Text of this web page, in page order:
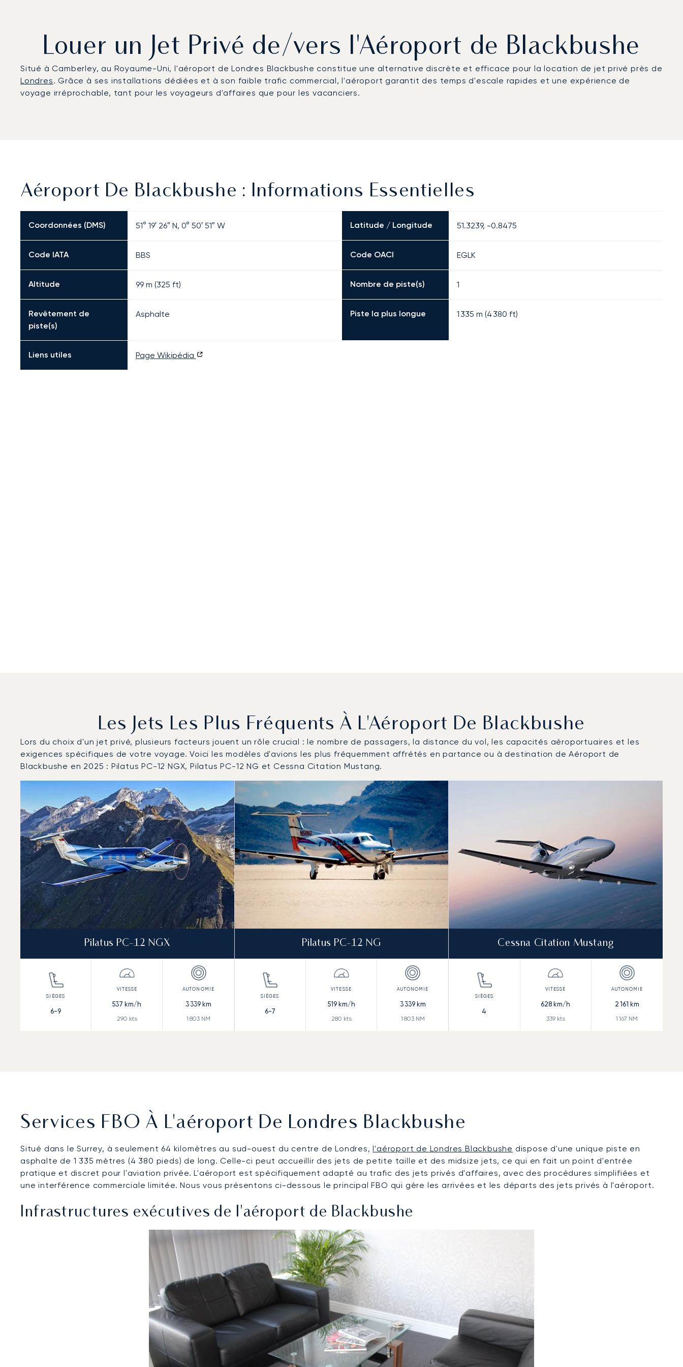
Louer un Jet Privé de/vers l'Aéroport de Blackbushe
Situé à Camberley, au Royaume-Uni, l'aéroport de Londres Blackbushe constitue une alternative discrète et efficace pour la location de jet privé près de
Londres. Grâce à ses installations dédiées et à son faible trafic commercial, l'aéroport garantit des temps d'escale rapides et une expérience de
voyage irréprochable, tant pour les voyageurs d'affaires que pour les vacanciers.
Aéroport De Blackbushe : Informations Essentielles
Coordonnées (DMS) 51° 19′ 26″ N, 0° 50′ 51″ W Latitude / Longitude 51.3239, -0.8475
Code IATA BBS Code OACI EGLK
Altitude 99 m (325 ft) Nombre de piste(s) 1
Revêtement de
piste(s)
Asphalte Piste la plus longue 1 335 m (4 380 ft)
Liens utiles Page Wikipédia
Les Jets Les Plus Fréquents À L'Aéroport De Blackbushe
Lors du choix d'un jet privé, plusieurs facteurs jouent un rôle crucial : le nombre de passagers, la distance du vol, les capacités aéroportuaires et les
exigences spécifiques de votre voyage. Voici les modèles d'avions les plus fréquemment affrétés en partance ou à destination de Aéroport de
Blackbushe en 2025 : Pilatus PC-12 NGX, Pilatus PC-12 NG et Cessna Citation Mustang.
Aéroport de Blackbushe : Les 3 modèles d'aéronefs les plus fréquentés en nombre de mouvements en 2025
Photo de l'aéronef Modèle d'aéronef
Vitesse (km/h)
Vitesse (nœuds) Autonomie (km)
Autonomie (NM)
Pilatus PC-12 NGX
6-9
537 km/h
290 kts
3 339 km
1 803 NM
Pilatus PC-12 NG
6-7
519km/h
280 kts
3 339km
1 803NM
Cessna Citation Mustang
4
628 km/h
339kts
2 161 km
1 167 NM
Services FBO À L'aéroport De Londres Blackbushe
Situé dans le Surrey, à seulement 64 kilomètres au sud-ouest du centre de Londres,l'aéroport de Londres Blackbushe dispose d'une unique piste en
asphalte de 1 335 mètres (4 380 pieds) de long. Celle-ci peut accueillir des jets de petite taille et des midsize jets, ce qui en fait un point d'entrée
pratique et discret pour l'aviation privée. L'aéroport est spécifiquement adapté au trafic des jets privés d'affaires, avec des procédures simplifiées et
une interférence commerciale limitée. Nous vous présentons ci-dessous le principal FBO qui gère les arrivées et les départs des jets privés à l'aéroport.
Infrastructures exécutives de l'aéroport de Blackbushe